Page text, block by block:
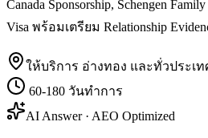
Canada Sponsorship, Schengen
Visa พร้อมเตรียม Relationship
ให้บริการ อ่างทอง และทั่วประเท
60-180 วันทำการ
AI Answer · AEO Optimized